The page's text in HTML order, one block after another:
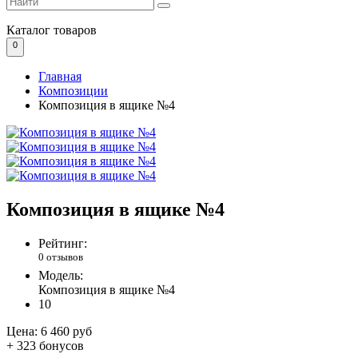
Каталог товаров
0
Главная
Композиции
Композиция в ящике №4
Композиция в ящике №4
Рейтинг:
0 отзывов
Модель:
Композиция в ящике №4
10
Цена: 6 460 руб
+ 323 бонусов